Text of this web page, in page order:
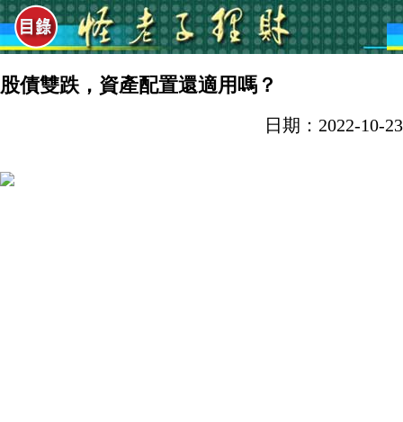
股債雙跌，資產配置還適用嗎？
日期：2022-10-23